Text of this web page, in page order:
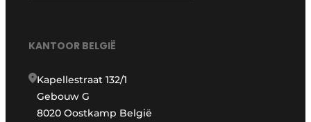
KANTOOR BELGIË
Kapellestraat 132/1
Gebouw G
8020 Oostkamp België